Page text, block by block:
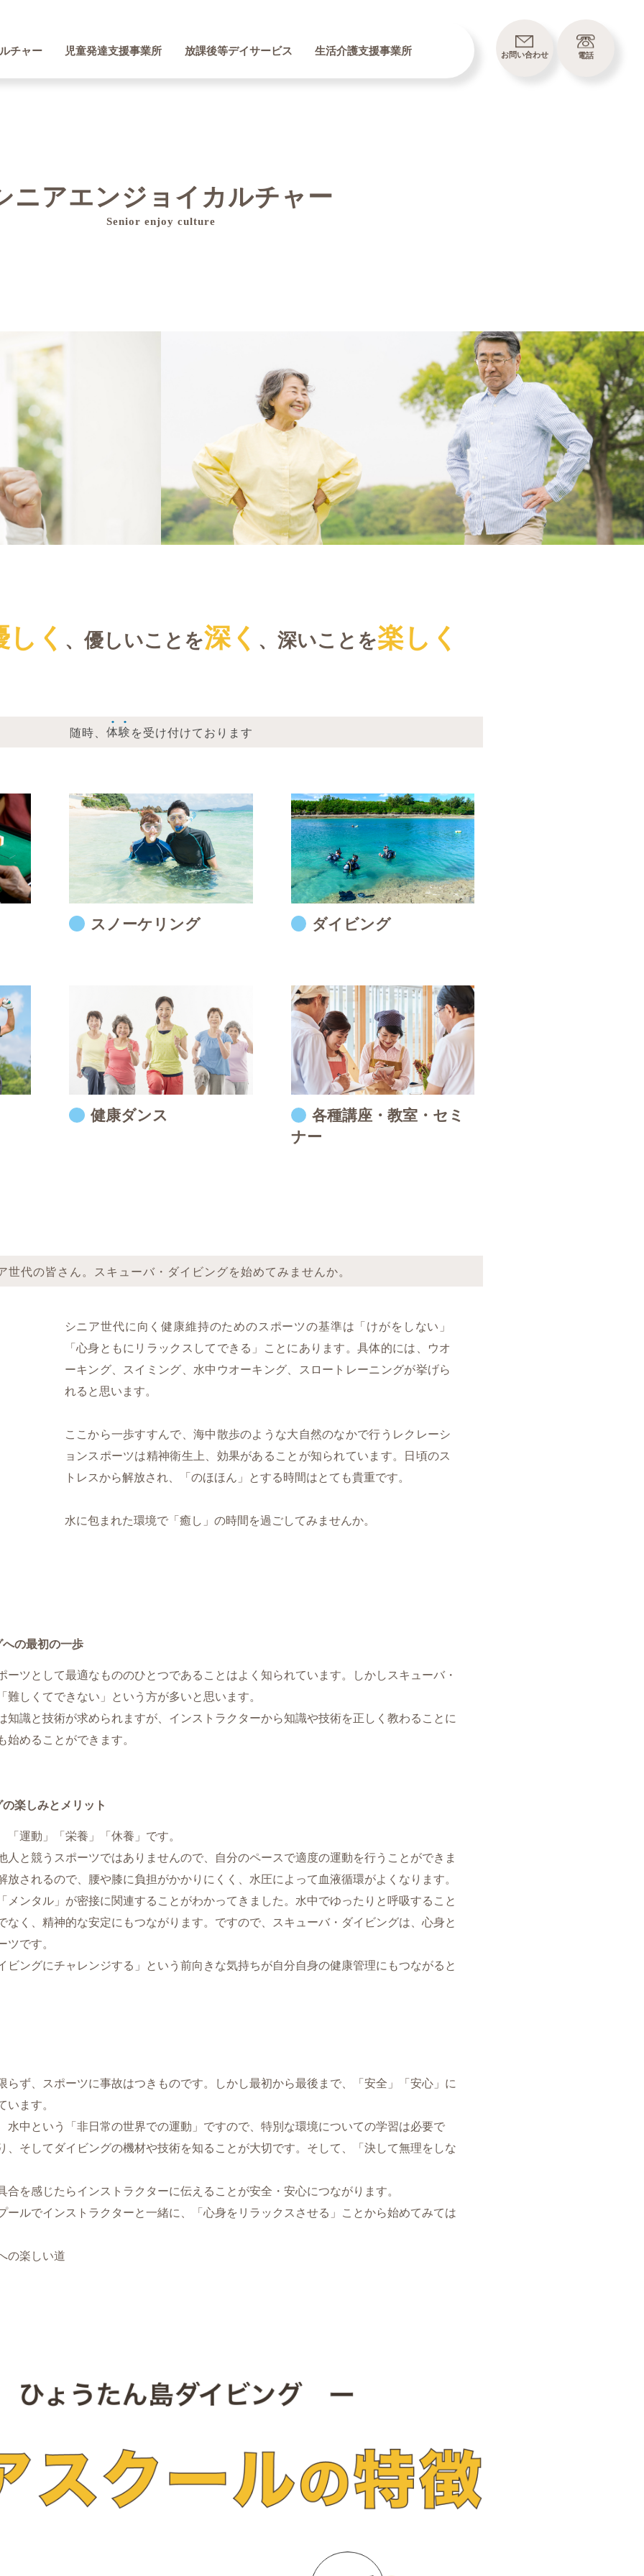
チャー 児童発達支援事業所 放課後等デイサービス 生活介護支援事業所 お問い合わせ 電話
ニアエンジョイカルチャー
Senior enjoy culture
しく 、 優しいことを深く 、 深いことを楽しく
随時、 体験 を受け付けております
スノーケリング ダイビング
健康ダンス
各種講座・教室・セミ
ナー
世代の皆さん。スキューバ・ダイビングを始めてみませんか。
シニア世代に向く健康維持のためのスポーツの基準は「けがをしない」
「心身ともにリラックスしてできる」ことにあります。具体的には、ウオ
ーキング、スイミング、水中ウオーキング、スロートレーニングが挙げら
れると思います。
ここから一歩すすんで、海中散歩のような大自然のなかで行うレクレーシ
ョンスポーツは精神衛生上、効果があることが知られています。日頃のス
トレスから解放され、「のほほん」とする時間はとても貴重です。
水に包まれた環境で「癒し」の時間を過ごしてみませんか。
の最初の一歩
ーツとして最適なもののひとつであることはよく知られています。しかしスキューバ・
しくてできない」という方が多いと思います。
知識と技術が求められますが、インストラクターから知識や技術を正しく教わることに
めることができます。
楽しみとメリット
運動」「栄養」「休養」です。
人と競うスポーツではありませんので、自分のペースで適度の運動を行うことができま
放されるので、腰や膝に負担がかかりにくく、水圧によって血液循環がよくなります。
メンタル」が密接に関連することがわかってきました。水中でゆったりと呼吸すること
なく、精神的な安定にもつながります。ですので、スキューバ・ダイビングは、心身と
です。
ビングにチャレンジする」という前向きな気持ちが自分自身の健康管理にもつながると
らず、スポーツに事故はつきものです。しかし最初から最後まで、「安全」「安心」に
ます。
水中という「非日常の世界での運動」ですので、特別な環境についての学習は必要で
、そしてダイビングの機材や技術を知ることが大切です。そして、「決して無理をしな
を感じたらインストラクターに伝えることが安全・安心につながります。
ールでインストラクターと一緒に、「心身をリラックスさせる」ことから始めてみては
の楽しい道